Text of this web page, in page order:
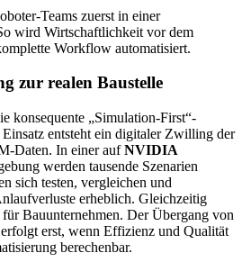
Teams zuerst in einer
wird Wirtschaftlichkeit vor dem
Workflow automatisiert.
zur realen Baustelle
konsequente „Simulation-First“-
Einsatz entsteht ein digitaler Zwilling der
Daten. In einer aufNVIDIA
werden tausende Szenarien
sich testen, vergleichen und
erheblich. Gleichzeitig
Bauunternehmen. Der Übergang von
erst, wenn Effizienz und Qualität
berechenbar.